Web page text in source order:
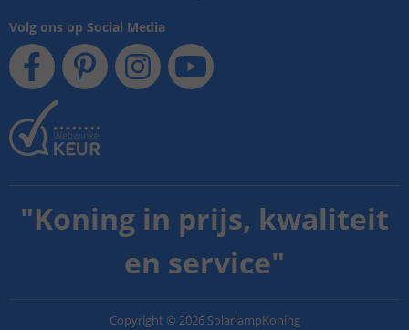
Volg ons op Social Media
"Koning in prijs, kwaliteit
en service"
Copyright © 2026 SolarlampKoning